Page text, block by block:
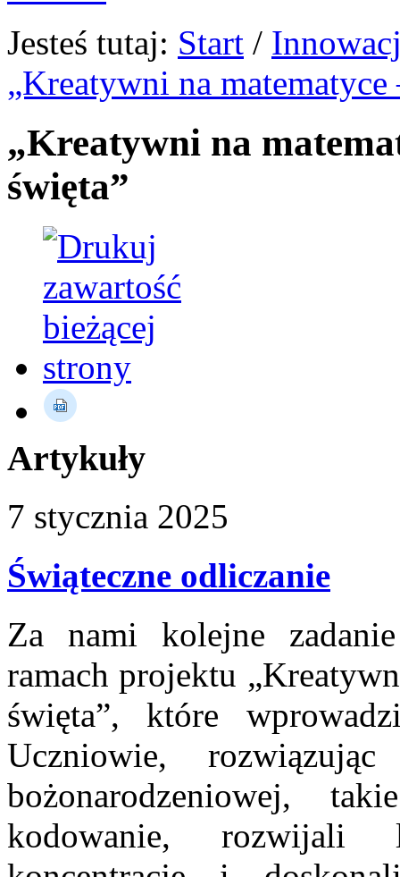
Jesteś tutaj: Start /
„Kreatywni na
„Kreatywni na
święta”
Artykuły
7 stycznia 2025
Świąteczne odliczanie
Za nami kolejne
ramach projektu
święta”, które
Uczniowie,
bożonarodzeniowej,
kodowanie, rozwijali